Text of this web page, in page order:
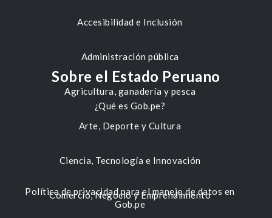
Accesibilidad e Inclusión
Administración pública
Agricultura, ganadería y pesca
Arte, Deporte y Cultura
Ciencia, Tecnología e Innovación
Comercio, Negocio y Emprendimiento
Sobre el Estado Peruano
¿Qué es Gob.pe?
Política de privacidad para el manejo de datos en
Gob.pe